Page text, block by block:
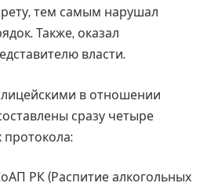
тем самым нарушал
Также, оказал
власти.
в отношении
сразу четыре
РК (Распитие алкогольных